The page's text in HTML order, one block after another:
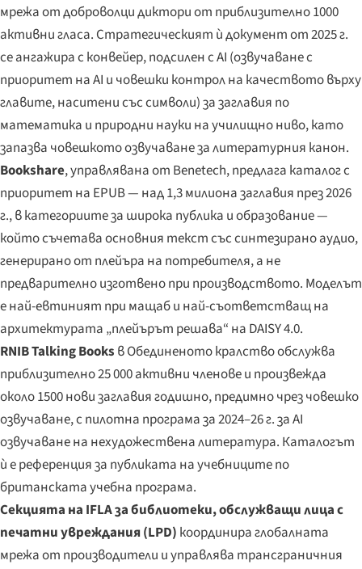
мрежа от доброволци диктори от приблизително 1000
активни гласа. Стратегическият ѝ документ от 2025 г.
се ангажира с конвейер, подсилен с AI (озвучаване с
приоритет на AI и човешки контрол на качеството върху
главите, наситени със символи) за заглавия по
математика и природни науки на училищно ниво, като
запазва човешкото озвучаване за литературния канон.
Bookshare, управлявана от Benetech, предлага каталог с
приоритет на EPUB — над 1,3 милиона заглавия през 2026
г., в категориите за широка публика и образование —
който съчетава основния текст със синтезирано аудио,
генерирано от плейъра на потребителя, а не
предварително изготвено при производството. Моделът
е най-евтиният при мащаб и най-съответстващ на
архитектурата „плейърът решава“ на DAISY 4.0.
RNIB Talking Books в Обединеното кралство обслужва
приблизително 25 000 активни членове и произвежда
около 1500 нови заглавия годишно, предимно чрез човешко
озвучаване, с пилотна програма за 2024–26 г. за AI
озвучаване на нехудожествена литература. Каталогът
ѝ е референция за публиката на учебниците по
британската учебна програма.
Секцията на IFLA за библиотеки, обслужващи лица с
печатни увреждания (LPD) координира глобалната
мрежа от производители и управлява трансграничния